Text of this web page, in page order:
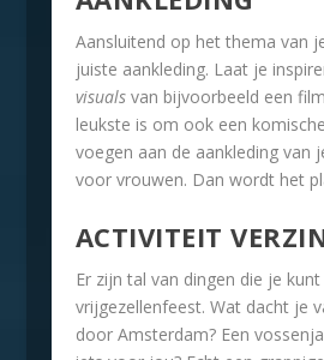
Aansluitend op het thema van
juiste aankleding. Laat je
visualsvan bijvoorbeeld een
leukste is om ook een
voegen aan de aankleding van
voor vrouwen. Dan wordt het
ACTIVITEIT
Er zijn tal van dingen die je
vrijgezellenfeest. Wat dacht je
door Amsterdam? Een